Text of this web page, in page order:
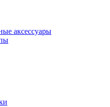
аксессуары